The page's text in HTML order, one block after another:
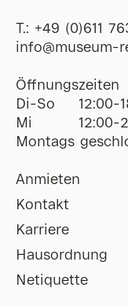
T.: +49 (0)611
ofni@museum-
Öffnungszeiten
Di-So
12:00-
Mi
12:00-
Montags
Anmieten
Kontakt
Karriere
Hausordnung
Netiquette